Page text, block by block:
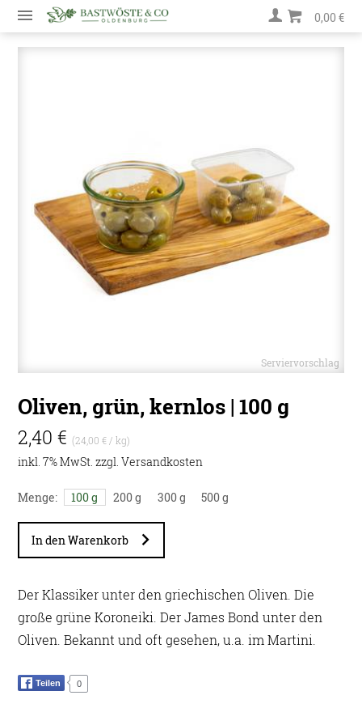
0,00 €
Oliven, grün, kernlos | 100 g
2,40 €(24,00 € / kg)
inkl. 7% MwSt. zzgl.Versandkosten
Menge: 100 g 200 g 300 g 500 g
In den Warenkorb
Der Klassiker unter den griechischen Oliven. Die
große grüne Koroneiki. Der James Bond unter den
Oliven. Bekannt und oft gesehen, u.a. im Martini.
Teilen 0